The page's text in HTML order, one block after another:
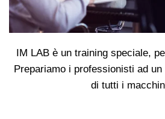
IM LAB è un training speciale,
Prepariamo i professionisti ad
di tutti i